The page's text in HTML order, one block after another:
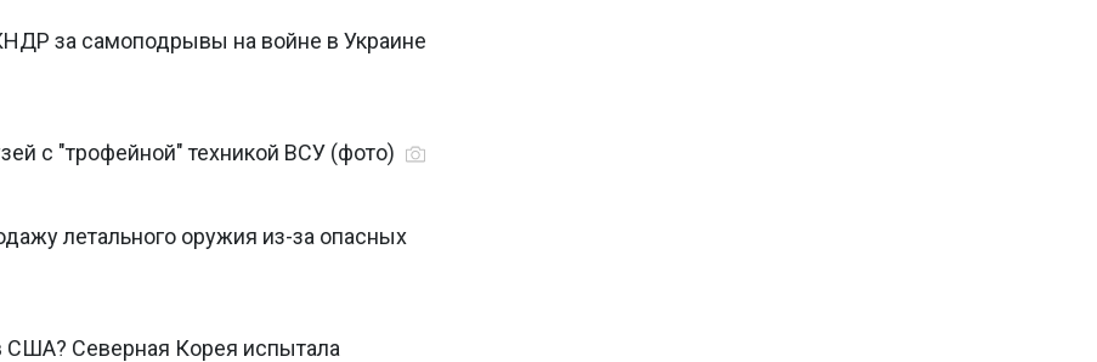
за самоподрывы на войне в Украине
с "трофейной" техникой ВСУ (фото)
летального оружия из-за опасных
Северная Корея испытала